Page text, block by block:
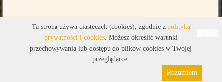
Legenda
Pliki cookies
Ta strona używa ciasteczek (cookies), zgodnie z polityką
prywatności i cookies. Możesz określić warunki
przechowywania lub dostępu do plików cookies w Twojej
przeglądarce.
Rozumiem